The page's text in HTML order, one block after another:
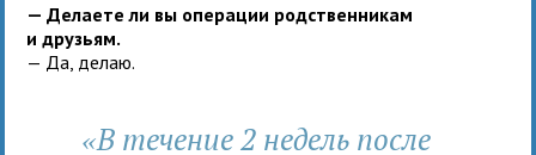
— Делаете ли вы операции родственникам
и друзьям.
— Да, делаю.
«В течение 2 недель после